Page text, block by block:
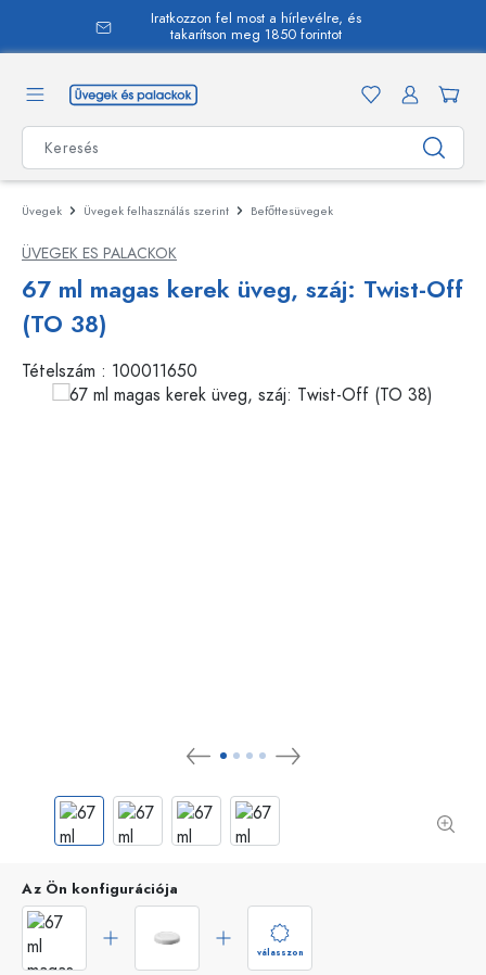
Iratkozzon fel most a hírlevélre, és
takarítson meg 1850 forintot
Üvegek Üvegek felhasználás szerint Befőttesüvegek
ÜVEGEK ES PALACKOK
67 ml magas kerek üveg, száj: Twist-Off
(TO 38)
Tételszám : 100011650
Az Ön konfigurációja
válasszon